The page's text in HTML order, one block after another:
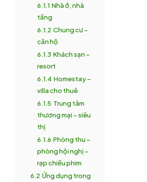
6.1.1 Nhà ở, nhà
tầng
6.1.2 Chung cư –
căn hộ
6.1.3 Khách sạn –
resort
6.1.4 Homestay –
villa cho thuê
6.1.5 Trung tâm
thương mại – siêu
thị
6.1.6 Phòng thu –
phòng hội nghị –
rạp chiếu phim
6.2 Ứng dụng trong